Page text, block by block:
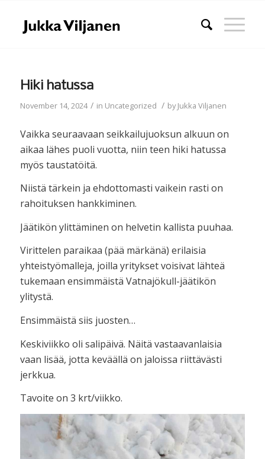
Hiki hatussa
November 14, 2024 / in Uncategorized / byJukka Viljanen
Vaikka seuraavaan seikkailujuoksun alkuun on
aikaa lähes puoli vuotta, niin teen hiki hatussa
myös taustatöitä.
Niistä tärkein ja ehdottomasti vaikein rasti on
rahoituksen hankkiminen.
Jäätikön ylittäminen on helvetin kallista puuhaa.
Virittelen paraikaa (pää märkänä) erilaisia
yhteistyömalleja, joilla yritykset voisivat lähteä
tukemaan ensimmäistä Vatnajökull-jäätikön
ylitystä.
Ensimmäistä siis juosten…
Keskiviikko oli salipäivä. Näitä vastaavanlaisia
vaan lisää, jotta keväällä on jaloissa riittävästi
jerkkua.
Tavoite on 3 krt/viikko.